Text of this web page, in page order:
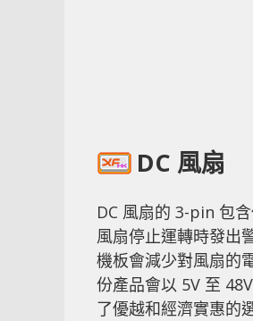
DC 風扇
DC 風扇的 3-pin 包
風扇停止運轉時發出
機板會減少對風扇的
份產品會以 5V 至
了優越和經濟實惠的